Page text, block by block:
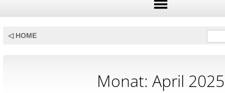
◁ HOME
Monat: April 2025